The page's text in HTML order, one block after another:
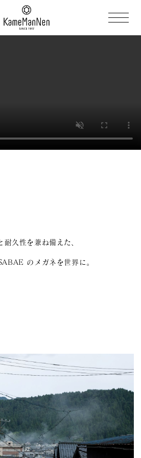
耐久性を兼ね備えた、
のメガネを世界に。